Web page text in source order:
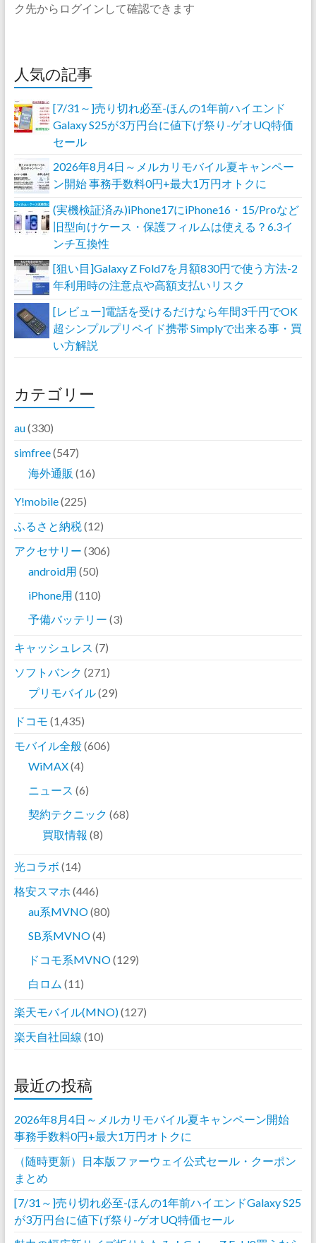
ク先からログインして確認できます
人気の記事
[7/31～]売り切れ必至-ほんの1年前ハイエンド
Galaxy S25が3万円台に値下げ祭り-ゲオUQ特価
セール
2026年8月4日～メルカリモバイル夏キャンペー
ン開始 事務手数料0円+最大1万円オトクに
(実機検証済み)iPhone17にiPhone16・15/Proなど
旧型向けケース・保護フィルムは使える？6.3イ
ンチ互換性
[狙い目]Galaxy Z Fold7を月額830円で使う方法-2
年利用時の注意点や高額支払いリスク
[レビュー]電話を受けるだけなら年間3千円でOK
超シンプルプリペイド携帯 Simplyで出来る事・買
い方解説
カテゴリー
au(330)
simfree(547)
海外通販 (16)
Y!mobile(225)
ふるさと納税 (12)
アクセサリー (306)
android用 (50)
iPhone用 (110)
予備バッテリー (3)
キャッシュレス (7)
ソフトバンク (271)
プリモバイル(29)
ドコモ (1,435)
モバイル全般(606)
WiMAX(4)
ニュース (6)
契約テクニック (68)
買取情報 (8)
光コラボ (14)
格安スマホ (446)
au系MVNO(80)
SB系MVNO(4)
ドコモ系MVNO(129)
白ロム (11)
楽天モバイル(MNO)(127)
楽天自社回線 (10)
最近の投稿
2026年8月4日～メルカリモバイル夏キャンペーン開始
事務手数料0円+最大1万円オトクに
（随時更新）日本版ファーウェイ公式セール・クーポン
まとめ
[7/31～]売り切れ必至-ほんの1年前ハイエンドGalaxy S25
が3万円台に値下げ祭り-ゲオUQ特価セール